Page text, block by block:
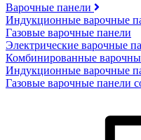
Варочные панели
Индукционные варочные
Газовые варочные панели
Электрические варочные
Комбинированные
Индукционные варочные
Газовые варочные панели